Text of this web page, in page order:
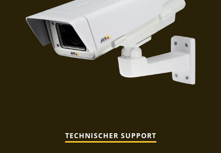
TECHNISCHER SUPPORT